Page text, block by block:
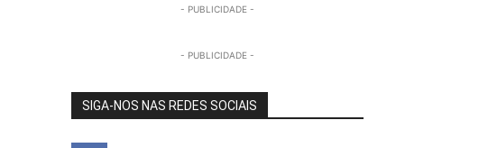
- PUBLICIDADE -
- PUBLICIDADE -
SIGA-NOS NAS REDES SOCIAIS